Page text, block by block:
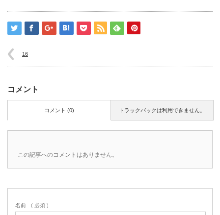
16
コメント
トラックバックは利用できません。
コメント (0)
この記事へのコメントはありません。
名前 ( 必須 )